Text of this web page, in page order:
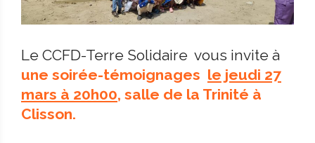
Le CCFD-Terre Solidaire vous invite à
une soirée-témoignages le jeudi 27
mars à 20h00, salle de la Trinité à
Clisson.